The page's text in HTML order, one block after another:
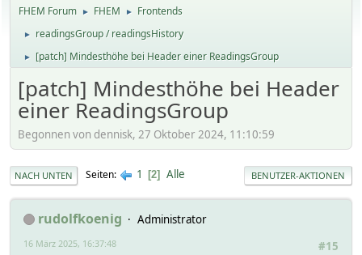
FHEM Forum ► FHEM ► Frontends
► readingsGroup / readingsHistory
► [patch] Mindesthöhe bei Header einer ReadingsGroup
[patch] Mindesthöhe bei Header
einer ReadingsGroup
Begonnen von dennisk, 27 Oktober 2024, 11:10:59
NACH UNTEN Seiten 1 2 Alle BENUTZER-AKTIONEN
rudolfkoenig
Administrator
#15
16 März 2025, 16:37:48